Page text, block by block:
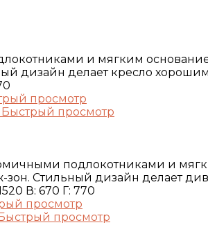
и мягким
дизайн делает кресло
просмотр
Быстрый просмотр
подлокотниками и
Стильный дизайн делает
В: 670 Г: 770
просмотр
просмотр